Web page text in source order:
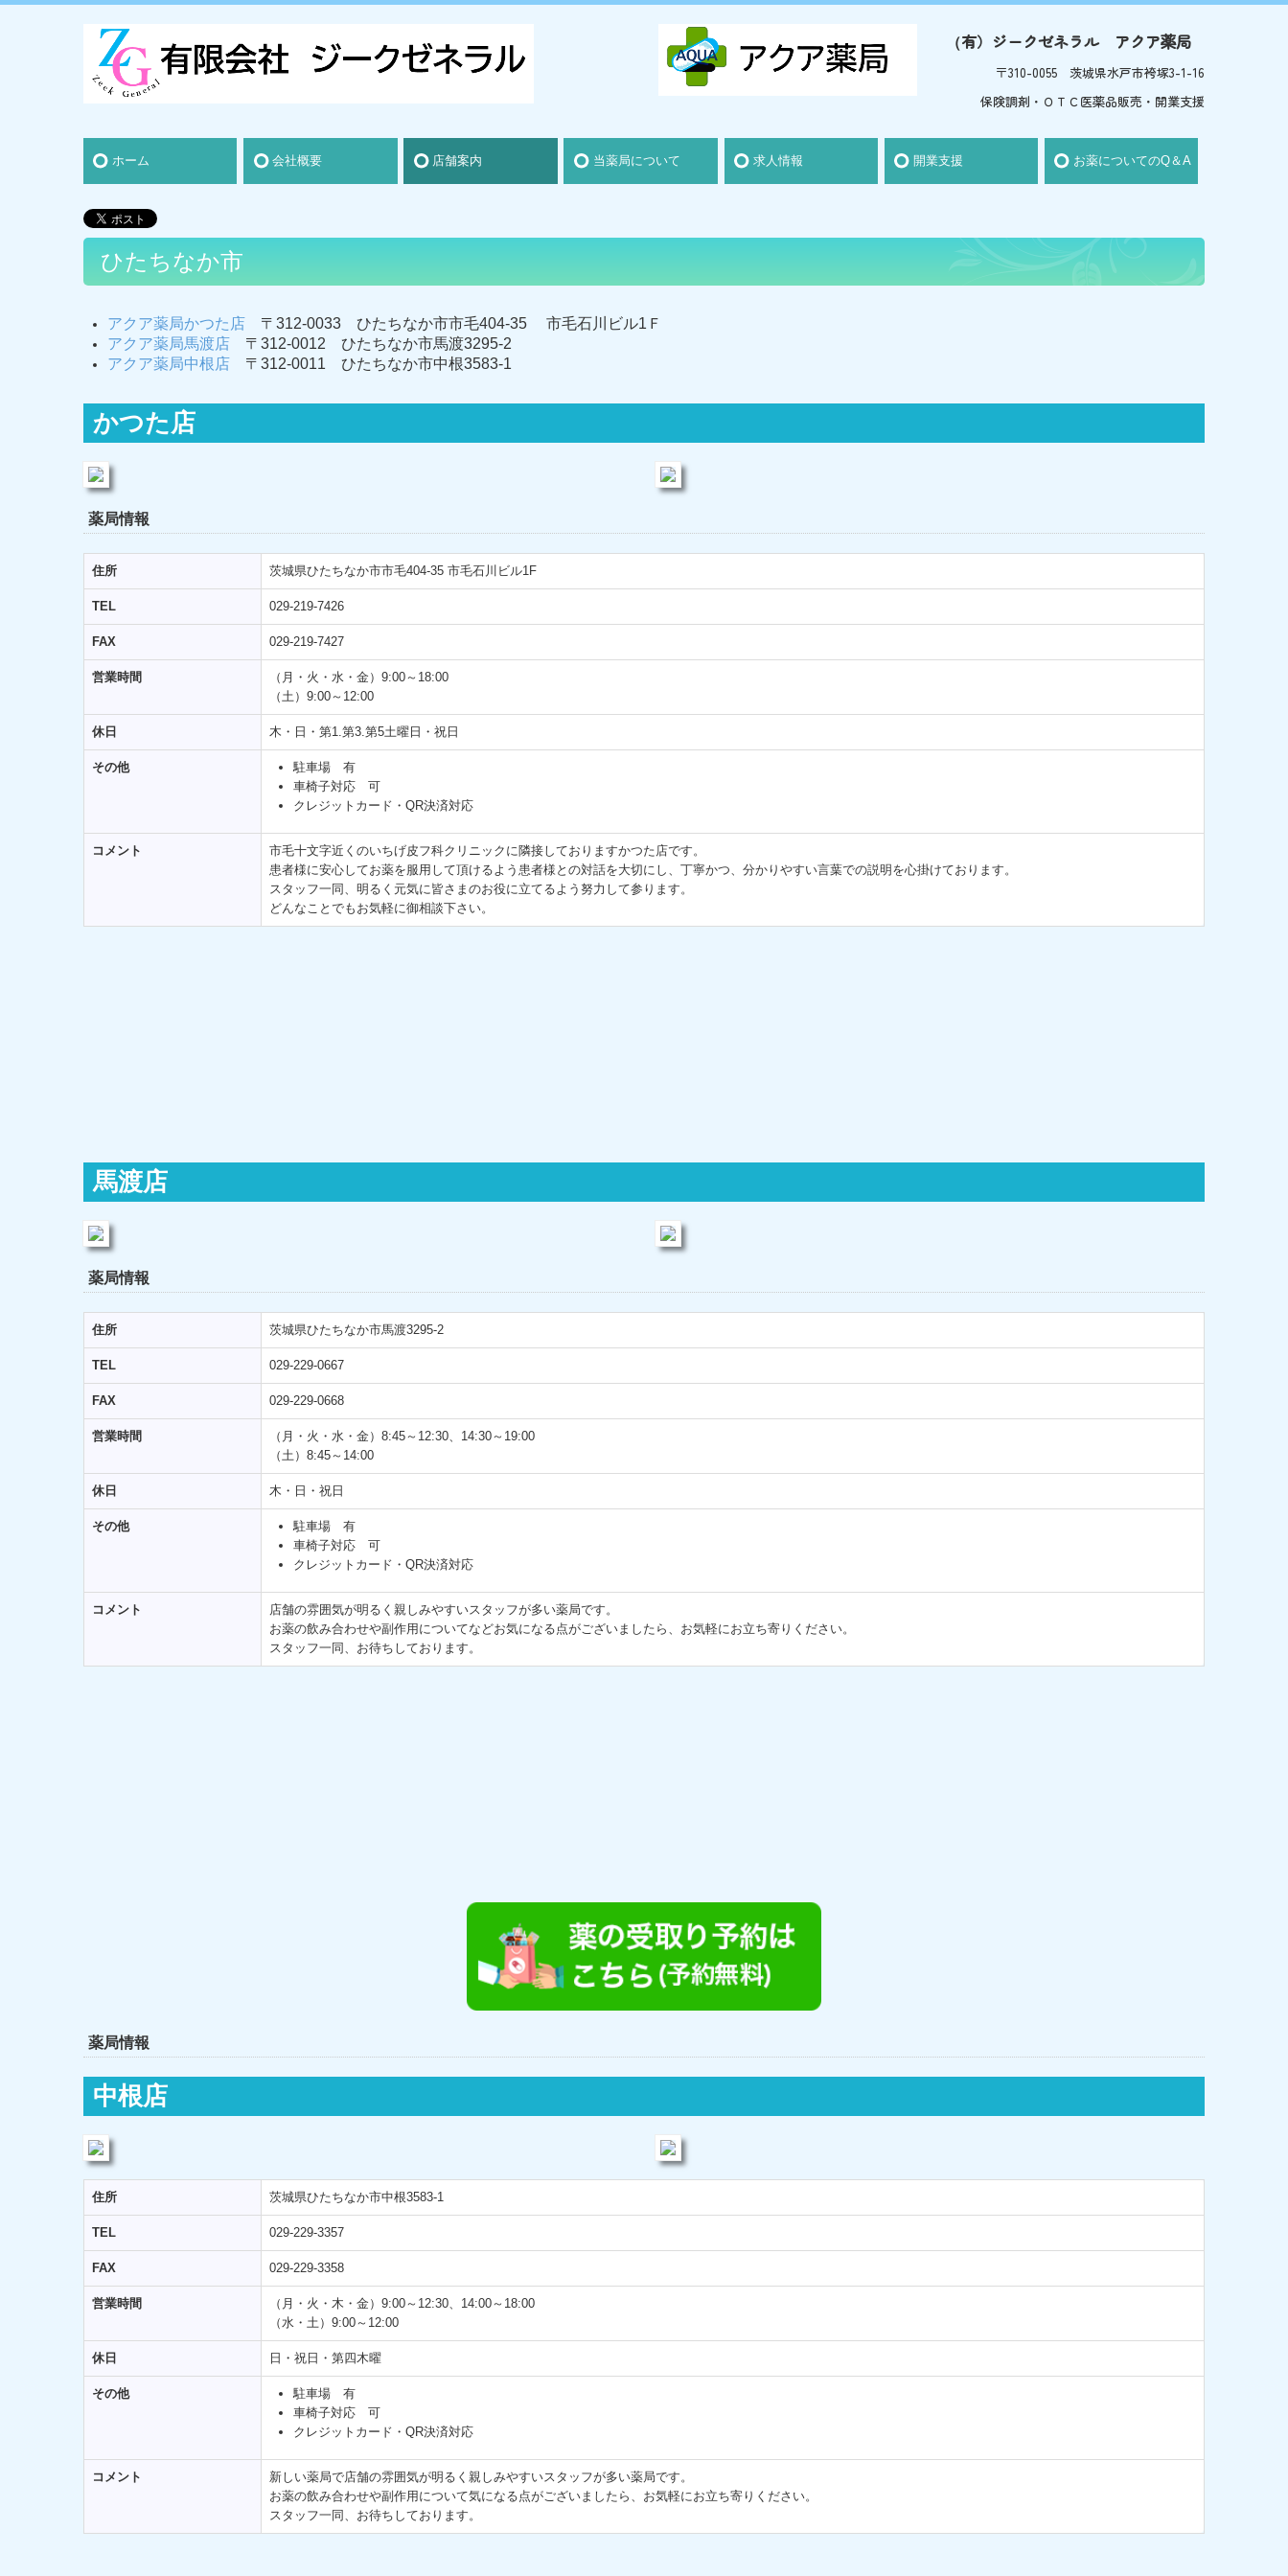
（有）ジークゼネラル アクア薬局
〒310-0055 茨城県水戸市袴塚3-1-16
保険調剤・ＯＴＣ医薬品販売・開業支援
ホーム 会社概要 店舗案内 当薬局について 求人情報 開業支援 お薬についてのQ＆A
ひたちなか市
アクア薬局かつた店 〒312-0033 ひたちなか市市毛404-35 市毛石川ビル1Ｆ
アクア薬局馬渡店 〒312-0012 ひたちなか市馬渡3295-2
アクア薬局中根店 〒312-0011 ひたちなか市中根3583-1
かつた店
薬局情報
住所 茨城県ひたちなか市市毛404-35 市毛石川ビル1F
TEL 029-219-7426
FAX 029-219-7427
営業時間
（月・火・水・金）9:00～18:00
（土）9:00～12:00
休日 木・日・第1.第3.第5土曜日・祝日
その他
駐車場 有
車椅子対応 可
クレジットカード・QR決済対応
コメント
市毛十文字近くのいちげ皮フ科クリニックに隣接しておりますかつた店です。
患者様に安心してお薬を服用して頂けるよう患者様との対話を大切にし、丁寧かつ、分かりやすい言葉での説明を心掛けております。
スタッフ一同、明るく元気に皆さまのお役に立てるよう努力して参ります。
どんなことでもお気軽に御相談下さい。
馬渡店
薬局情報
住所 茨城県ひたちなか市馬渡3295-2
TEL 029-229-0667
FAX 029-229-0668
営業時間
（月・火・水・金）8:45～12:30、14:30～19:00
（土）8:45～14:00
休日 木・日・祝日
その他
駐車場 有
車椅子対応 可
クレジットカード・QR決済対応
コメント
店舗の雰囲気が明るく親しみやすいスタッフが多い薬局です。
お薬の飲み合わせや副作用についてなどお気になる点がございましたら、お気軽にお立ち寄りください。
スタッフ一同、お待ちしております。
薬局情報
中根店
住所 茨城県ひたちなか市中根3583-1
TEL 029-229-3357
FAX 029-229-3358
営業時間
（月・火・木・金）9:00～12:30、14:00～18:00
（水・土）9:00～12:00
休日 日・祝日・第四木曜
その他
駐車場 有
車椅子対応 可
クレジットカード・QR決済対応
コメント
新しい薬局で店舗の雰囲気が明るく親しみやすいスタッフが多い薬局です。
お薬の飲み合わせや副作用について気になる点がございましたら、お気軽にお立ち寄りください。
スタッフ一同、お待ちしております。